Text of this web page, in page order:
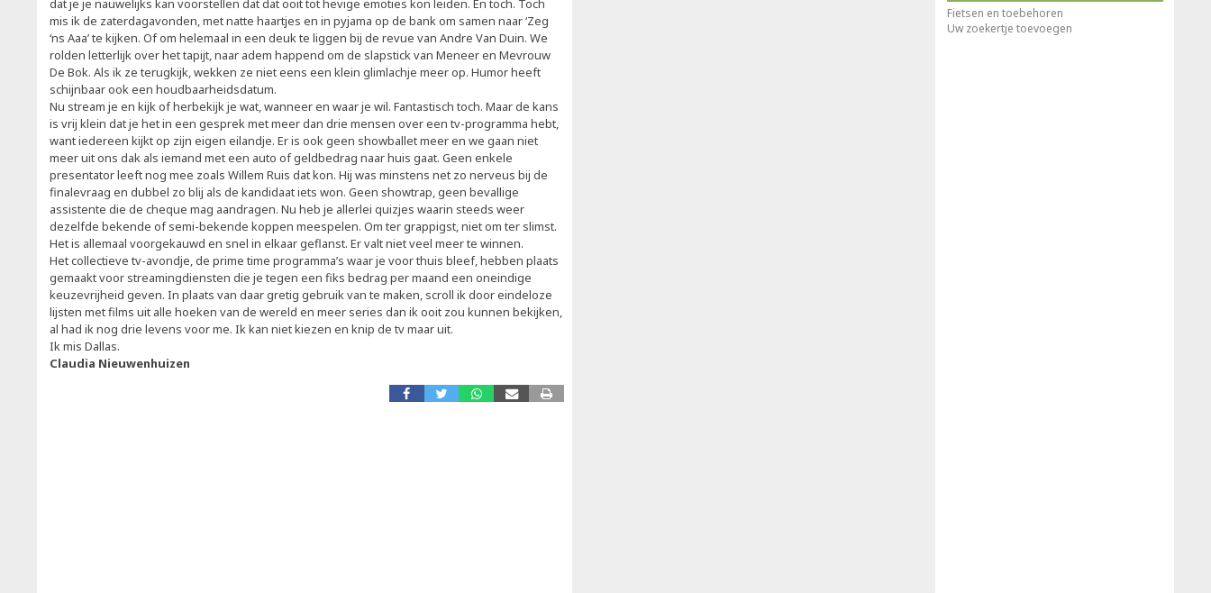
dat je je nauwelijks kan voorstellen dat dat ooit tot hevige emoties kon leiden. En toch. Toch
mis ik de zaterdagavonden, met natte haartjes en in pyjama op de bank om samen naar ‘Zeg
‘ns Aaa’ te kijken. Of om helemaal in een deuk te liggen bij de revue van Andre Van Duin. We
rolden letterlijk over het tapijt, naar adem happend om de slapstick van Meneer en Mevrouw
De Bok. Als ik ze terugkijk, wekken ze niet eens een klein glimlachje meer op. Humor heeft
schijnbaar ook een houdbaarheidsdatum.
Nu stream je en kijk of herbekijk je wat, wanneer en waar je wil. Fantastisch toch. Maar de kans
is vrij klein dat je het in een gesprek met meer dan drie mensen over een tv-programma hebt,
want iedereen kijkt op zijn eigen eilandje. Er is ook geen showballet meer en we gaan niet
meer uit ons dak als iemand met een auto of geldbedrag naar huis gaat. Geen enkele
presentator leeft nog mee zoals Willem Ruis dat kon. Hij was minstens net zo nerveus bij de
finalevraag en dubbel zo blij als de kandidaat iets won. Geen showtrap, geen bevallige
assistente die de cheque mag aandragen. Nu heb je allerlei quizjes waarin steeds weer
dezelfde bekende of semi-bekende koppen meespelen. Om ter grappigst, niet om ter slimst.
Het is allemaal voorgekauwd en snel in elkaar geflanst. Er valt niet veel meer te winnen.
Het collectieve tv-avondje, de prime time programma’s waar je voor thuis bleef, hebben plaats
gemaakt voor streamingdiensten die je tegen een fiks bedrag per maand een oneindige
keuzevrijheid geven. In plaats van daar gretig gebruik van te maken, scroll ik door eindeloze
lijsten met films uit alle hoeken van de wereld en meer series dan ik ooit zou kunnen bekijken,
al had ik nog drie levens voor me. Ik kan niet kiezen en knip de tv maar uit.
Ik mis Dallas.
Claudia Nieuwenhuizen
Fietsen en toebehoren
Uw zoekertje toevoegen